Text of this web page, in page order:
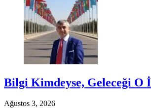
Bilgi Kimdeyse, Geleceği O
Ağustos 3, 2026